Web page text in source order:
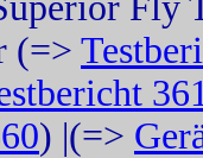
(=>
) |(=>